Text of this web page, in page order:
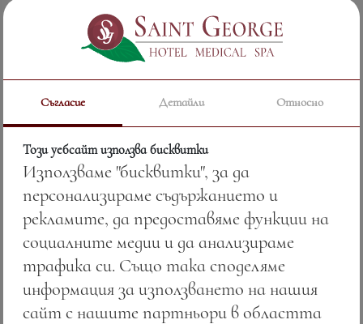
Вижте повече
Съгласие Детайли Относно
Този уебсайт използва бисквитки
Използваме "бисквитки", за да
персонализираме съдържанието и
рекламите, да предоставяме функции на
социалните медии и да анализираме
трафика си. Също така споделяме
информация за използването на нашия
сайт с нашите партньори в областта